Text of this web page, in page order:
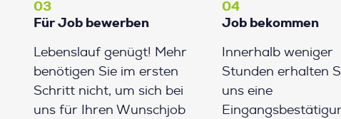
03
Für Job bewerben
Lebenslauf genügt! Mehr
benötigen Sie im ersten
Schritt nicht, um sich bei
uns für Ihren Wunschjob
04
Job bekommen
Innerhalb weniger
Stunden erhalten
uns eine